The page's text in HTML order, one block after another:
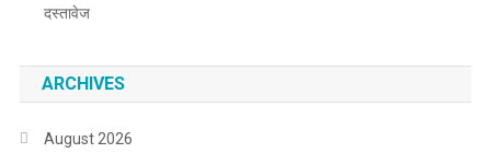
दस्तावेज
ARCHIVES
August 2026